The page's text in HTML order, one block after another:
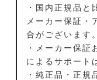
・国内正規品と
メーカー保証・
合がございます。
・メーカー保証
によるサポート
・純正品・正規